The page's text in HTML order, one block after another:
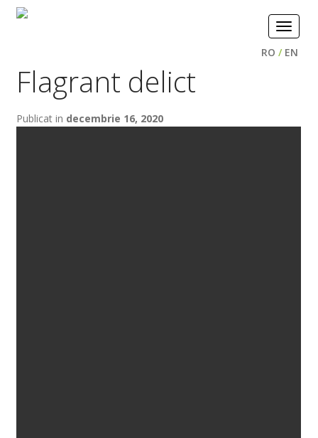
Toggle
RO / EN
Flagrant delict
Publicat in decembrie 16, 2020